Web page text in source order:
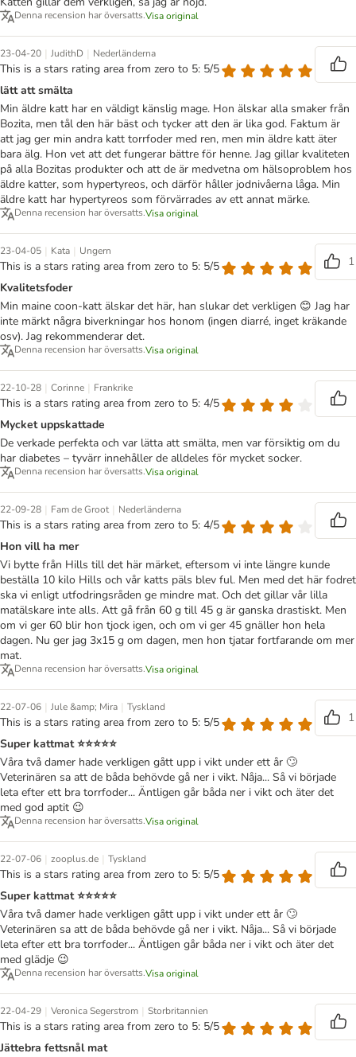
Denna recension har översatts.Visa original
23-04-20 | JudithD | Nederländerna
This is a stars rating area from zero to 5: 5/5
lätt att smälta
Min äldre katt har en väldigt känslig mage. Hon älskar alla smaker från
Bozita, men tål den här bäst och tycker att den är lika god. Faktum är
att jag ger min andra katt torrfoder med ren, men min äldre katt äter
bara älg. Hon vet att det fungerar bättre för henne. Jag gillar kvaliteten
på alla Bozitas produkter och att de är medvetna om hälsoproblem hos
äldre katter, som hypertyreos, och därför håller jodnivåerna låga. Min
äldre katt har hypertyreos som förvärrades av ett annat märke.
Denna recension har översatts.Visa original
23-04-05 | Kata | Ungern
This is a stars rating area from zero to 5: 5/5
1
Kvalitetsfoder
Min maine coon-katt älskar det här, han slukar det verkligen 😊 Jag har
inte märkt några biverkningar hos honom (ingen diarré, inget kräkande
osv). Jag rekommenderar det.
Denna recension har översatts.Visa original
22-10-28 | Corinne | Frankrike
This is a stars rating area from zero to 5: 4/5
Mycket uppskattade
De verkade perfekta och var lätta att smälta, men var försiktig om du
har diabetes – tyvärr innehåller de alldeles för mycket socker.
Denna recension har översatts.Visa original
22-09-28 | Fam de Groot | Nederländerna
This is a stars rating area from zero to 5: 4/5
Hon vill ha mer
Vi bytte från Hills till det här märket, eftersom vi inte längre kunde
beställa 10 kilo Hills och vår katts päls blev ful. Men med det här fodret
ska vi enligt utfodringsråden ge mindre mat. Och det gillar vår lilla
matälskare inte alls. Att gå från 60 g till 45 g är ganska drastiskt. Men
om vi ger 60 blir hon tjock igen, och om vi ger 45 gnäller hon hela
dagen. Nu ger jag 3x15 g om dagen, men hon tjatar fortfarande om mer
mat.
Denna recension har översatts.Visa original
22-07-06 | Jule &amp; Mira | Tyskland
This is a stars rating area from zero to 5: 5/5
1
Super kattmat ⭐️⭐️⭐️⭐️⭐️
Våra två damer hade verkligen gått upp i vikt under ett år 🙄
Veterinären sa att de båda behövde gå ner i vikt. Nåja... Så vi började
leta efter ett bra torrfoder... Äntligen går båda ner i vikt och äter det
med god aptit 😉
Denna recension har översatts.Visa original
22-07-06 | zooplus.de | Tyskland
This is a stars rating area from zero to 5: 5/5
Super kattmat ⭐️⭐️⭐️⭐️⭐️
Våra två damer hade verkligen gått upp i vikt under ett år 🙄
Veterinären sa att de båda behövde gå ner i vikt. Nåja... Så vi började
leta efter ett bra torrfoder... Äntligen går båda ner i vikt och äter det
med glädje 😉
Denna recension har översatts.Visa original
22-04-29 | Veronica Segerstrom | Storbritannien
This is a stars rating area from zero to 5: 5/5
Jättebra fettsnål mat